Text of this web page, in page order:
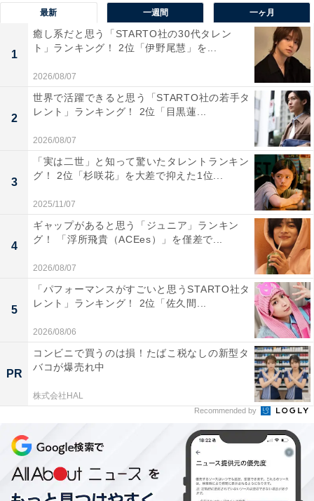
1位：大泉洋
View this post on Instagram
最新 一週間 一ヶ月
1
癒し系だと思う「STARTO社の30代タレン
ト」ランキング！ 2位「伊野尾慧」を...
2026/08/07
2
世界で活躍できると思う「STARTO社の若手タ
レント」ランキング！ 2位「目黒蓮...
2026/08/07
3
「実は二世」と知って驚いたタレントランキン
グ！ 2位「杉咲花」を大差で抑えた1位...
2025/11/07
4
ギャップがあると思う「ジュニア」ランキン
グ！ 「浮所飛貴（ACEes）」を僅差で...
2026/08/07
5
「パフォーマンスがすごいと思うSTARTO社タ
レント」ランキング！ 2位「佐久間...
2026/08/06
PR
コンビニで買うのは損！たばこ税なしの新型タ
バコが爆売れ中
株式会社HAL
Recommended by